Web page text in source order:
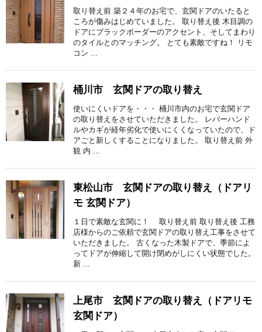
取り替え前 築２４年のお宅で、玄関ドアのいたると
ころが傷みはじめていました。 取り替え後 木目調の
ドアにブラックボーダーのアクセント、そしてまわり
のタイルとのマッチング。 とても素敵ですね！ リモ
コン ...
桶川市 玄関ドアの取り替え
使いにくいドアを・・・ 桶川市内のお宅で玄関ドア
の取り替えをさせていただきました。 レバーハンド
ルやカギが経年劣化で使いにくくなっていたので、ド
アごと新しくすることになりました。 取り替え前 外
観 内 ...
東松山市 玄関ドアの取り替え（ドアリ
モ 玄関ドア）
１日で素敵な玄関に！ 取り替え前 取り替え後 工務
店様からのご依頼で玄関ドアの取り替え工事をさせて
いただきました。 古くなった木製ドアで、季節によ
ってドアが伸縮して開け閉めがしにくい状態でした。
新 ...
上尾市 玄関ドアの取り替え（ドアリモ
玄関ドア）